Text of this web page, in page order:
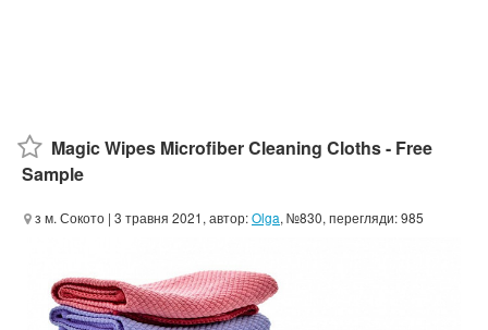
Magic Wipes Microfiber Cleaning Cloths - Free
Sample
з м. Сокото | 3 травня 2021, автор:Olga, №830, перегляди: 985